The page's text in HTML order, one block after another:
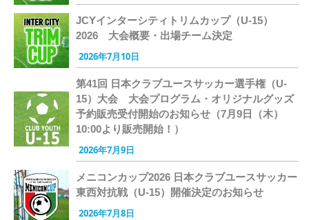
JCYインターシティトリムカップ（U-15）
2026 大会概要・出場チーム決定
2026年7月10日
第41回 日本クラブユースサッカー選手権（U-
15）大会 大会プログラム・オリジナルグッズ
予約販売受付開始のお知らせ（7月9日（木）
10:00より販売開始！）
2026年7月9日
メニコンカップ2026 日本クラブユースサッカー
東西対抗戦（U-15）開催決定のお知らせ
2026年7月8日